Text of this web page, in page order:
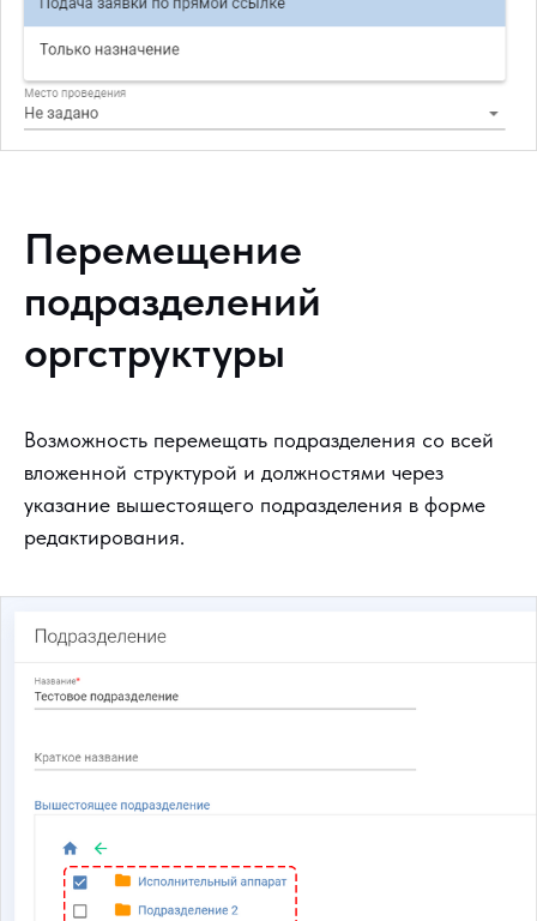
Перемещение
подразделений
оргструктуры
Возможность перемещать подразделения со всей
вложенной структурой и должностями через
указание вышестоящего подразделения в форме
редактирования.